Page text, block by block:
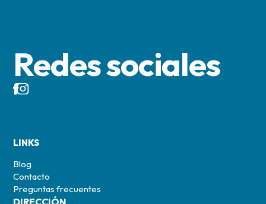
Redes sociales
LINKS
Blog
Contacto
Preguntas frecuentes